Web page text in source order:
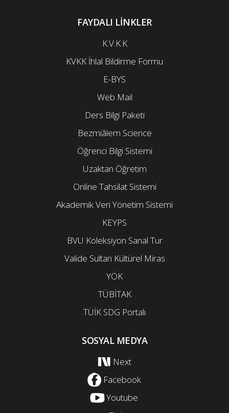
FAYDALI LİNKLER
K.V.K.K
KVKK İhlal Bildirme Formu
E-BYS
Web Mail
Ders Bilgi Paketi
Bezmiâlem Science
Öğrenci Bilgi Sistemi
Uzaktan Öğretim
Online Tahsilat Sistemi
Akademik Veri Yönetim Sistemi
KEYPS
BVU Koleksiyon Sanal Tur
Valide Sultan Kültürel Miras
YÖK
TÜBİTAK
TÜİK SDG Portalı
SOSYAL MEDYA
Next
Facebook
Youtube